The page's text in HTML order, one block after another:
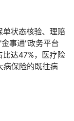
状态核验、理赔
事通"政务平台
达47%，医疗险
病保险的既往病